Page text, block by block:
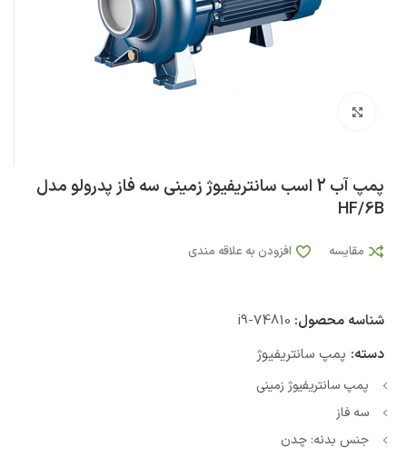
پمپ آب 2 اسب سانتریفیوژ زمینی سه فاز پدرولو مدل
HF/6B
مقایسه افزودن به علاقه مندی
شناسه محصول: i9-74810
دسته: پمپ سانتریفیوژ
پمپ سانتریفیوژ زمینی
سه فاز
جنس بدنه: چدن